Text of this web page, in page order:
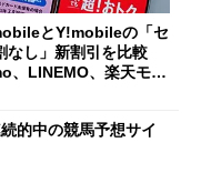
とY!mobileの「セ
なし」新割引を比較
、LINEMO、楽天モバ
的中の競馬予想サイ